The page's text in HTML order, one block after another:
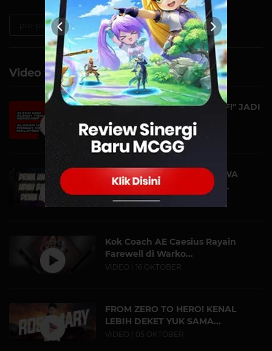
pro-player
Video terkait
"ALTER EGO GAK KONDUSIF!" JADI
ALESAN UDIL PI...
VIDEO | 22 MARET
DIKALAHIN GEEK FAM, DEWA
UNITED UDAH GAK DEWA...
VIDEO | 20 OKTOBER
Kok Coach AE Caesius Rayain
Farewell di Warko...
VIDEO | 16 OKTOBER
FROM ZERO TO HERO! KENAL
LEBIH DEKET YUK SAMA...
VIDEO | 05 OKTOBER